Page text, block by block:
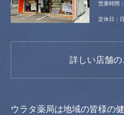
詳しい店舗の
ウラタ薬局は地域の皆様の